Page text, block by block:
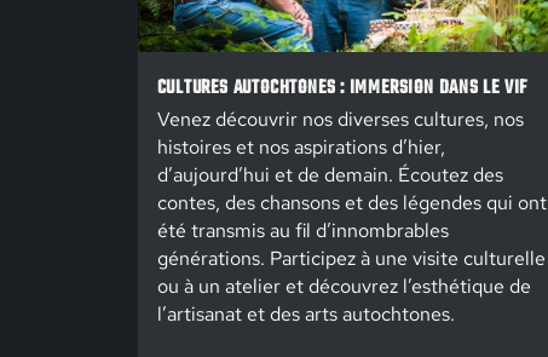
CULTURES AUTOCHTONES : IMMERSION DANS LE VIF
Venez découvrir nos diverses cultures, nos
histoires et nos aspirations d’hier,
d’aujourd’hui et de demain. Écoutez des
contes, des chansons et des légendes qui ont
été transmis au fil d’innombrables
générations. Participez à une visite culturelle
ou à un atelier et découvrez l’esthétique de
l’artisanat et des arts autochtones.